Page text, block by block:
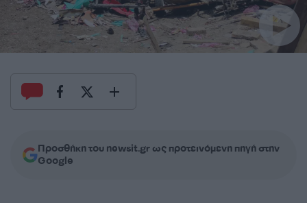
Προσθήκη του newsit.gr ως προτεινόμενη πηγή στην
Google